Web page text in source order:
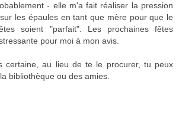
- elle m'a fait réaliser la pression
les épaules en tant que mère pour que le
soient "parfait". Les prochaines fêtes
pour moi à mon avis.
certaine, au lieu de te le procurer, tu peux
bibliothèque ou des amies.